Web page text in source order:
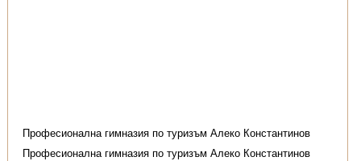
Професионална гимназия по туризъм Алеко Константинов
Професионална гимназия по туризъм Алеко Константинов